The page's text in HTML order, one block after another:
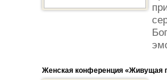
Женская конференция «Живущая